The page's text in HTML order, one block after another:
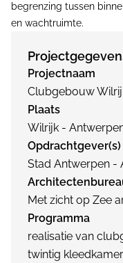
begrenzing tussen
en wachtruimte.
Projectnaam
Clubgebouw
Plaats
Wilrijk -
Opdrachtgever(s)
Stad Antwerpen -
Met zicht op Zee
Programma
realisatie van
twintig